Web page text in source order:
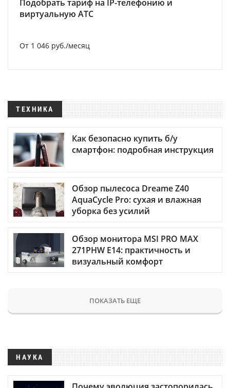
Подобрать тариф на IP-телефонию и
виртуальную АТС
От 1 046 руб./месяц
ТЕХНИКА
Как безопасно купить б/у
смартфон: подробная инструкция
Обзор пылесоса Dreame Z40
AquaCycle Pro: сухая и влажная
уборка без усилий
Обзор монитора MSI PRO MAX
271PHW E14: практичность и
визуальный комфорт
ПОКАЗАТЬ ЕЩЕ
НАУКА